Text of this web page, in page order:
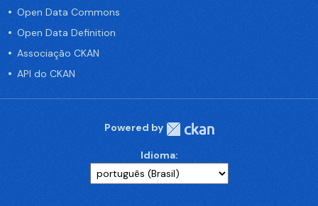
Open Data Commons
Open Data Definition
Associação CKAN
API do CKAN
Powered by
Idioma